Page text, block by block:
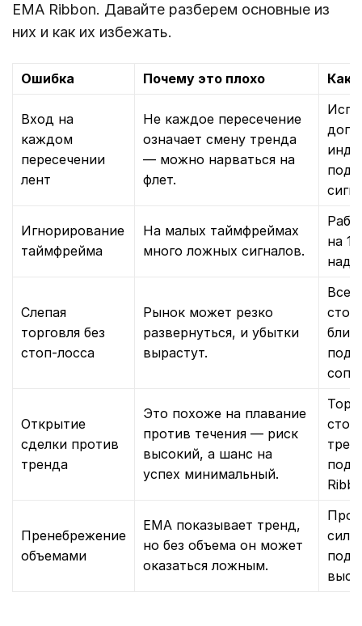
EMA Ribbon. Давайте разберем основные из
них и как их избежать.
Ошибка Почему это плохо Как
Вход на
каждом
пересечении
лент
Не каждое пересечение
означает смену тренда
— можно нарваться на
флет.
Игнорирование
таймфрейма
На малых таймфреймах
много ложных сигналов.
на
Слепая
торговля без
стоп-лосса
Рынок может резко
развернуться, и убытки
вырастут.
Открытие
сделки против
тренда
Это похоже на плавание
против течения — риск
высокий, а шанс на
успех минимальный.
Пренебрежение
объемами
EMA показывает тренд,
но без объема он может
оказаться ложным.